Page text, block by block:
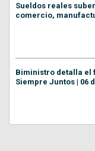
Sueldos reales
comercio,
Biministro detalla el
Siempre Juntos | 06